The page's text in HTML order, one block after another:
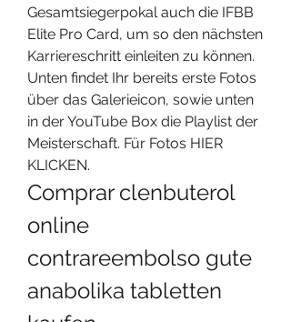
Gesamtsiegerpokal auch die IFBB
Elite Pro Card, um so den nächsten
Karriereschritt einleiten zu können.
Unten findet Ihr bereits erste Fotos
über das Galerieicon, sowie unten
in der YouTube Box die Playlist der
Meisterschaft. Für Fotos HIER
KLICKEN.
Comprar clenbuterol
online
contrareembolso gute
anabolika tabletten